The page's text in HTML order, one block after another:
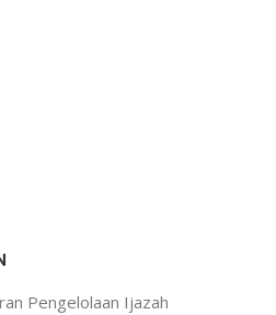
Pengelolaan Ijazah